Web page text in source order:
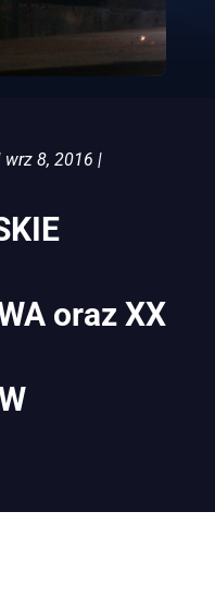
wrz 8, 2016 |
oraz XX